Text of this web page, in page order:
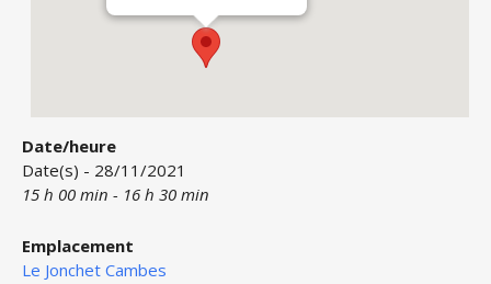
Date/heure
Date(s) - 28/11/2021
15 h 00 min - 16 h 30 min
Emplacement
Le Jonchet Cambes